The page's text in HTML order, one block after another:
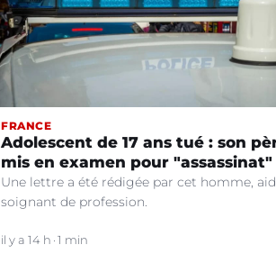
FRANCE
Adolescent de 17 ans tué : son
mis en examen pour "assassinat"
Une lettre a été rédigée par cet homme,
soignant de profession.
il y a 14 h 1 min